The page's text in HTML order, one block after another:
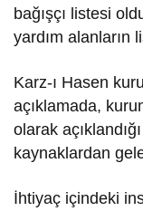
bağışçı listesi
yardım alanların
Karz-ı Hasen
açıklamada,
olarak
kaynaklardan
İhtiyaç içindeki